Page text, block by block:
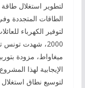
لتطوير استغلال
الطاقات المتجددة
لتوفير الكهرباء
ميغاواط، مزودة
الإيجابية لهذا
لتوسيع نطاق استغلال طاقة